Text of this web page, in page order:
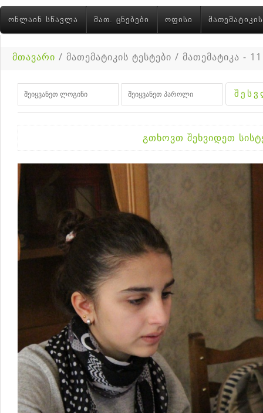
ᲝᲜᲚᲐᲘᲜ ᲡᲬᲐᲕᲚᲐ ᲛᲐᲗ. ᲪᲜᲔᲑᲔᲑᲘ ᲝᲤᲘᲡᲘ
მთავარი / მათემატიკის ტესტები / მათემატიკა -
გთხოვთ შეხვიდეთ